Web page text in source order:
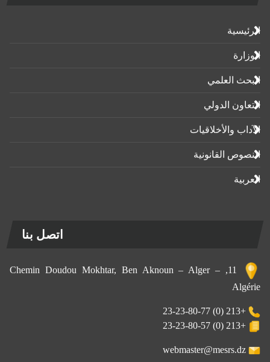
الرئيسية
الوزارة
البحث العلمي
التعاون الدولي
الآداب واﻷخلاقيات
النصوص القانونية
العربية
اتصل بنا
11, Chemin Doudou Mokhtar, Ben Aknoun – Alger –
Algérie
+213 (0) 23-23-80-77
+213 (0) 23-23-80-57
webmaster@mesrs.dz